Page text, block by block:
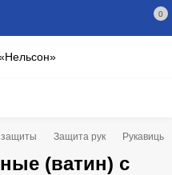
0
защиты Защита рук Рукавицы
(ватин) с